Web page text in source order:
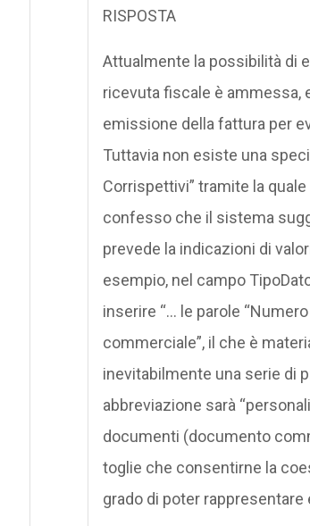
RISPOSTA
Attualmente la possibilità di
ricevuta fiscale è ammessa,
emissione della fattura per
Tuttavia non esiste una
Corrispettivi” tramite la
confesso che il sistema
prevede la indicazioni di
esempio, nel campo
inserire “… le parole
commerciale”, il che è
inevitabilmente una serie di
abbreviazione sarà
documenti (documento
toglie che consentirne la
grado di poter